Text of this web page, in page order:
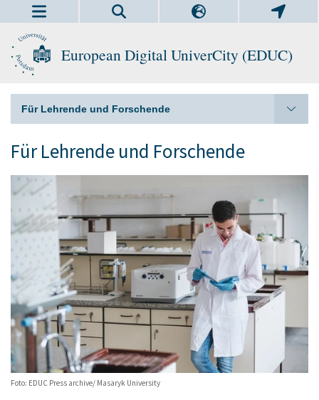
European Digital UniverCity (EDUC)
Für Lehrende und Forschende
Für Lehrende und Forschende
Foto: EDUC Press archive/ Masaryk University